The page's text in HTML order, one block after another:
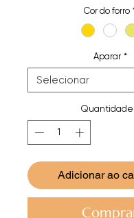
Cor do forro
Aparar *
Quantidade
Adicionar ao